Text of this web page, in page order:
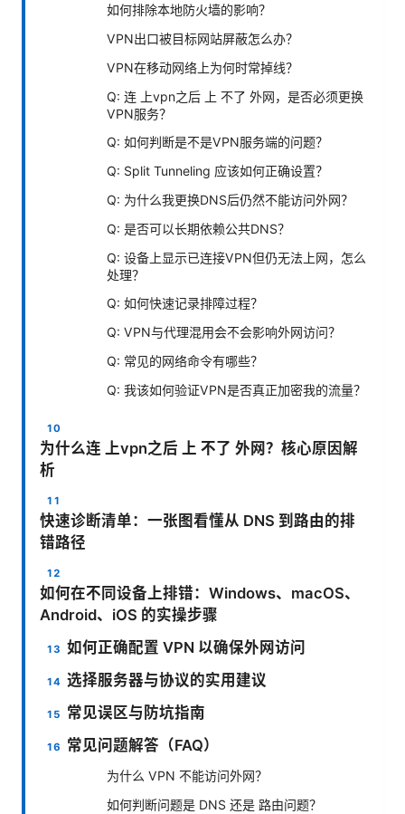
如何排除本地防火墙的影响？
VPN出口被目标网站屏蔽怎么办？
VPN在移动网络上为何时常掉线？
Q: 连 上vpn之后 上 不了 外网，是否必须更换
VPN服务？
Q: 如何判断是不是VPN服务端的问题？
Q: Split Tunneling 应该如何正确设置？
Q: 为什么我更换DNS后仍然不能访问外网？
Q: 是否可以长期依赖公共DNS？
Q: 设备上显示已连接VPN但仍无法上网，怎么
处理？
Q: 如何快速记录排障过程？
Q: VPN与代理混用会不会影响外网访问？
Q: 常见的网络命令有哪些？
Q: 我该如何验证VPN是否真正加密我的流量？
为什么连 上vpn之后 上 不了 外网？核心原因解
析
快速诊断清单：一张图看懂从 DNS 到路由的排
错路径
如何在不同设备上排错：Windows、macOS、
Android、iOS 的实操步骤
如何正确配置 VPN 以确保外网访问
选择服务器与协议的实用建议
常见误区与防坑指南
常见问题解答（FAQ）
为什么 VPN 不能访问外网？
如何判断问题是 DNS 还是 路由问题？